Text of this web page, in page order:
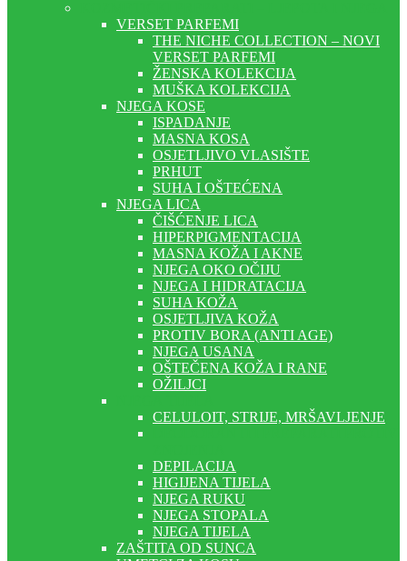
VERSET PARFEMI
THE NICHE COLLECTION – NOVI
VERSET PARFEMI
ŽENSKA KOLEKCIJA
MUŠKA KOLEKCIJA
NJEGA KOSE
ISPADANJE
MASNA KOSA
OSJETLJIVO VLASIŠTE
PRHUT
SUHA I OŠTEĆENA
NJEGA LICA
ČIŠĆENJE LICA
HIPERPIGMENTACIJA
MASNA KOŽA I AKNE
NJEGA OKO OČIJU
NJEGA I HIDRATACIJA
SUHA KOŽA
OSJETLJIVA KOŽA
PROTIV BORA (ANTI AGE)
NJEGA USANA
OŠTEČENA KOŽA I RANE
OŽILJCI
CELULOIT, STRIJE, MRŠAVLJENJE
DEPILACIJA
HIGIJENA TIJELA
NJEGA RUKU
NJEGA STOPALA
NJEGA TIJELA
ZAŠTITA OD SUNCA